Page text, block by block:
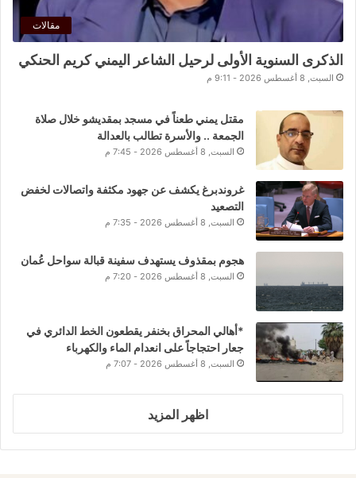
مقالات
الذكرى السنوية الأولى لرحيل الشاعر اليمني كريم الحنكي
السبت, 8 أغسطس 2026 - 9:11 م
مقتل يمني طعناً في مسجد بمقديشو خلال صلاة
الجمعة .. والأسرة تطالب بالعدالة
السبت, 8 أغسطس 2026 - 7:45 م
غروندبرغ يكشف عن جهود مكثفة واتصالات لخفض
التصعيد
السبت, 8 أغسطس 2026 - 7:35 م
هجوم بمقذوف يستهدف سفينة قبالة سواحل عُمان
السبت, 8 أغسطس 2026 - 7:20 م
*أهالي المحراق بخنفر يقطعون الخط الدائري في
جعار احتجاجاً على انعدام الماء والكهرباء
السبت, 8 أغسطس 2026 - 7:07 م
اظهر المزيد